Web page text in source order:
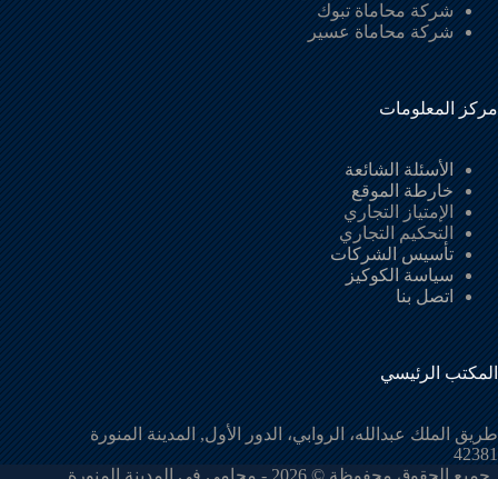
شركة محاماة تبوك
شركة محاماة عسير
مركز المعلومات
الأسئلة الشائعة
خارطة الموقع
الإمتياز التجاري
التحكيم التجاري
تأسيس الشركات
سياسة الكوكيز
اتصل بنا
المكتب الرئيسي
طريق الملك عبدالله، الروابي، الدور الأول, المدينة المنورة
42381
جميع الحقوق محفوظة © 2026 - محامي في المدينة المنورة